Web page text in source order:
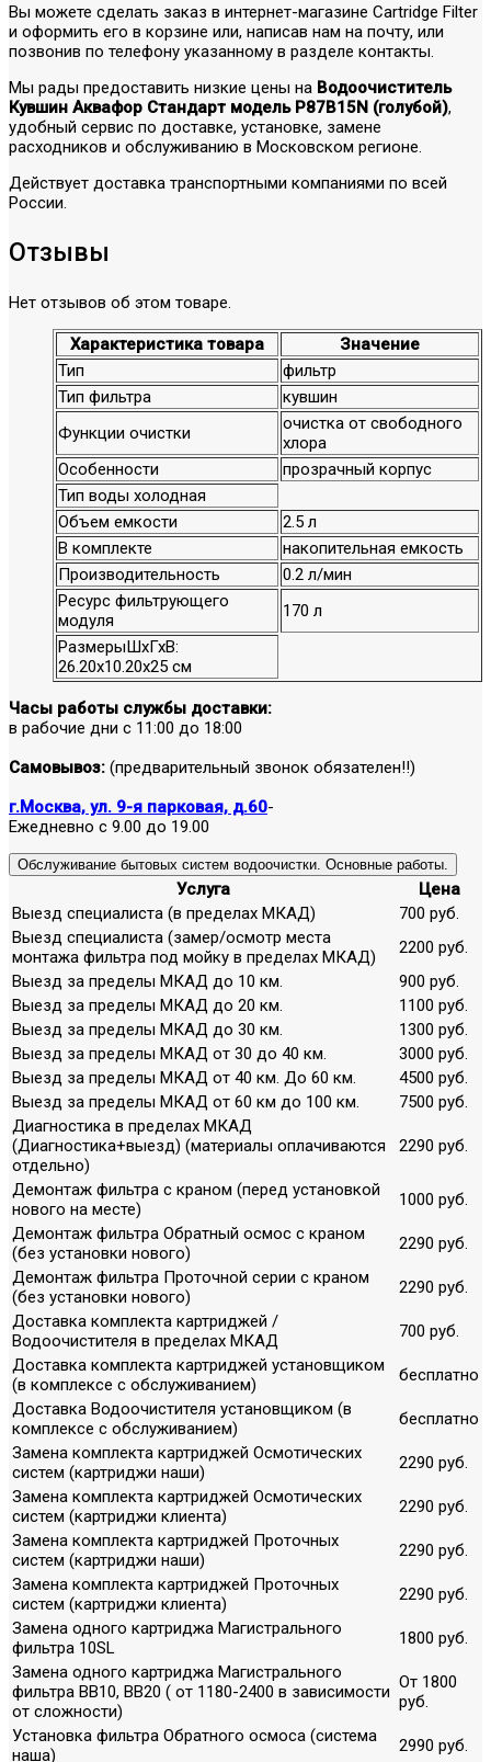
Вы можете сделать заказ в интернет-магазине Cartridge Filter
и оформить его в корзине или, написав нам на почту, или
позвонив по телефону указанному в разделе контакты.
Мы рады предоставить низкие цены на Водоочиститель
Кувшин Аквафор Стандарт модель P87B15N (голубой),
удобный сервис по доставке, установке, замене
расходников и обслуживанию в Московском регионе.
Действует доставка транспортными компаниями по всей
России.
Отзывы
Нет отзывов об этом товаре.
Характеристика товара
Значение
Тип
фильтр
Тип фильтра
кувшин
Функции очистки
очистка от свободного
хлора
Особенности
прозрачный корпус
Тип воды холодная
Объем емкости
2.5 л
В комплекте
накопительная емкость
Производительность
0.2 л/мин
Ресурс фильтрующего
модуля
170 л
РазмерыШхГхВ:
26.20х10.20х25 см
Часы работы службы доставки:
в рабочие дни с 11:00 до 18:00
Самовывоз: (предварительный звонок обязателен!!)
г.Москва, ул. 9-я парковая, д.60-
Ежедневно с 9.00 до 19.00
Обслуживание бытовых систем водоочистки. Основные работы.
Услуга
Цена
Выезд специалиста (в пределах МКАД)
700 руб.
Выезд специалиста (замер/осмотр места
монтажа фильтра под мойку в пределах МКАД)
2200 руб.
Выезд за пределы МКАД до 10 км.
900 руб.
Выезд за пределы МКАД до 20 км.
1100 руб.
Выезд за пределы МКАД до 30 км.
1300 руб.
Выезд за пределы МКАД от 30 до 40 км.
3000 руб.
Выезд за пределы МКАД от 40 км. До 60 км.
4500 руб.
Выезд за пределы МКАД от 60 км до 100 км.
7500 руб.
Диагностика в пределах МКАД
(Диагностика+выезд) (материалы оплачиваются
отдельно)
2290 руб.
Демонтаж фильтра с краном (перед установкой
нового на месте)
1000 руб.
Демонтаж фильтра Обратный осмос с краном
(без установки нового)
2290 руб.
Демонтаж фильтра Проточной серии с краном
(без установки нового)
2290 руб.
Доставка комплекта картриджей /
Водоочистителя в пределах МКАД
700 руб.
Доставка комплекта картриджей установщиком
(в комплексе с обслуживанием)
бесплатно
Доставка Водоочистителя установщиком (в
комплексе с обслуживанием)
бесплатно
Замена комплекта картриджей Осмотических
систем (картриджи наши)
2290 руб.
Замена комплекта картриджей Осмотических
систем (картриджи клиента)
2290 руб.
Замена комплекта картриджей Проточных
систем (картриджи наши)
2290 руб.
Замена комплекта картриджей Проточных
систем (картриджи клиента)
2290 руб.
Замена одного картриджа Магистрального
фильтра 10SL
1800 руб.
Замена одного картриджа Магистрального
фильтра ВВ10, ВВ20 ( от 1180-2400 в зависимости
от сложности)
От 1800
руб.
Установка фильтра Обратного осмоса (система
наша)
2990 руб.